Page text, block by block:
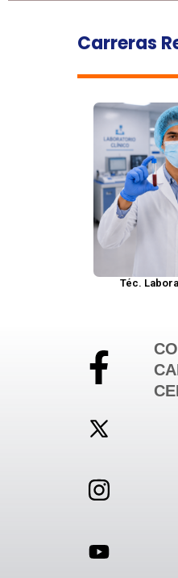
Carreras
Téc.